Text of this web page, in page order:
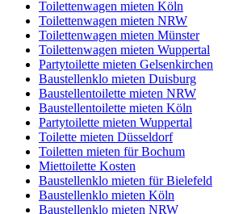
Toilettenwagen mieten Köln
Toilettenwagen mieten NRW
Toilettenwagen mieten Münster
Toilettenwagen mieten Wuppertal
Partytoilette mieten Gelsenkirchen
Baustellenklo mieten Duisburg
Baustellentoilette mieten NRW
Baustellentoilette mieten Köln
Partytoilette mieten Wuppertal
Toilette mieten Düsseldorf
Toiletten mieten für Bochum
Miettoilette Kosten
Baustellenklo mieten für Bielefeld
Baustellenklo mieten Köln
Baustellenklo mieten NRW